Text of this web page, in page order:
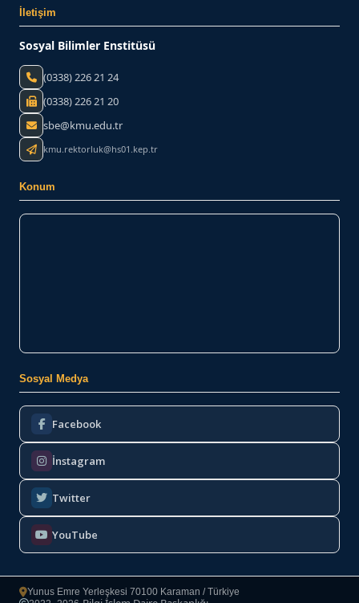
İletişim
Sosyal Bilimler Enstitüsü
(0338) 226 21 24
(0338) 226 21 20
sbe@kmu.edu.tr
kmu.rektorluk@hs01.kep.tr
Konum
Sosyal Medya
Facebook
İnstagram
Twitter
YouTube
Yunus Emre Yerleşkesi 70100 Karaman / Türkiye